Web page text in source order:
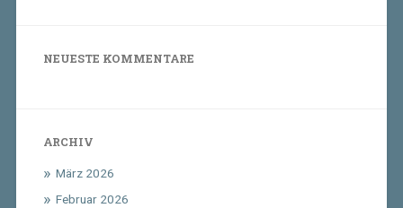
NEUESTE KOMMENTARE
ARCHIV
März 2026
Februar 2026